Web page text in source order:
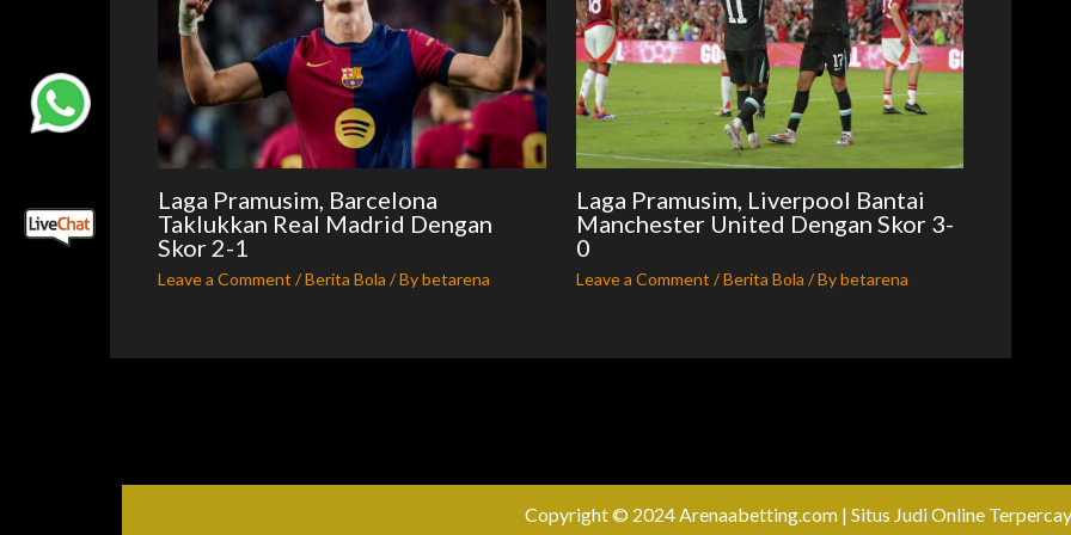
Laga Pramusim, Barcelona
Taklukkan Real Madrid Dengan
Skor 2-1
Leave a Comment /Berita Bola / Bybetarena
Laga Pramusim, Liverpool Bantai
Manchester United Dengan Skor 3-
0
Leave a Comment /Berita Bola / Bybetarena
Copyright © 2024 Arenaabetting.com | Situs Judi Online